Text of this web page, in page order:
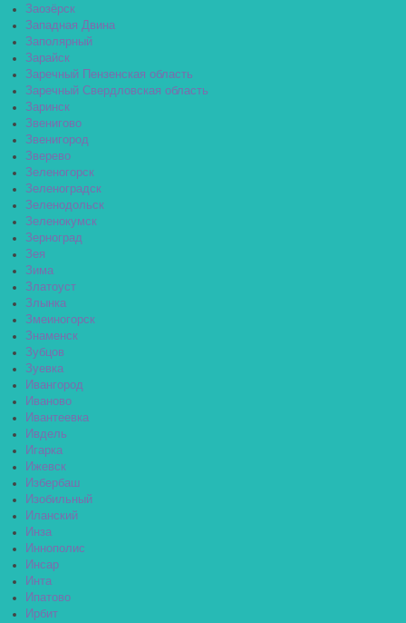
Заозёрск
Западная Двина
Заполярный
Зарайск
Заречный Пензенская область
Заречный Свердловская область
Заринск
Звенигово
Звенигород
Зверево
Зеленогорск
Зеленоградск
Зеленодольск
Зеленокумск
Зерноград
Зея
Зима
Златоуст
Злынка
Змеиногорск
Знаменск
Зубцов
Зуевка
Ивангород
Иваново
Ивантеевка
Ивдель
Игарка
Ижевск
Избербаш
Изобильный
Иланский
Инза
Иннополис
Инсар
Инта
Ипатово
Ирбит